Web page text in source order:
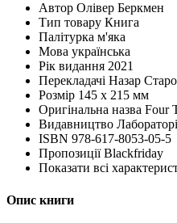
Автор Олівер Беркмен
Тип товару Книга
Палітурка м'яка
Мова українська
Рік видання 2021
Перекладачі Назар
Розмір 145 х 215 мм
Оригінальна назва Four
Видавництво
ISBN 978-617-8053-05-5
Пропозиції Blackfriday
Показати всі
Опис книги